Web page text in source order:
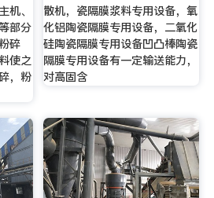
机、
部分
碎
使之
，粉
散机，瓷隔膜浆料专用设备，氧
化铝陶瓷隔膜专用设备，二氧化
硅陶瓷隔膜专用设备凹凸棒陶瓷
隔膜专用设备有一定输送能力，
对高固含